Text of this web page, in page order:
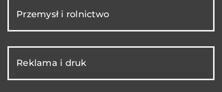
Przemysł i rolnictwo
Reklama i druk